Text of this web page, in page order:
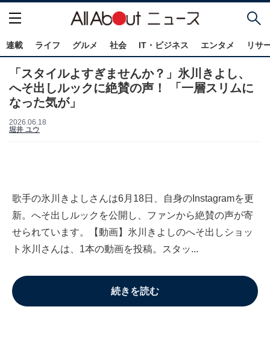
連載 ライフ グルメ 社会 IT・ビジネス エンタメ リサ
「スタイルよすぎませんか？」氷川きよし、
へそ出しルックに絶賛の声！ 「一層スリムに
なった気が」
2026.06.18
堀井 ユウ
歌手の氷川きよしさんは6月18日、自身のInstagramを更
新。へそ出しルックを公開し、ファンから絶賛の声が寄
せられています。【動画】氷川きよしのへそ出しショッ
ト氷川さんは、1本の動画を投稿。スタッ...
続きを読む